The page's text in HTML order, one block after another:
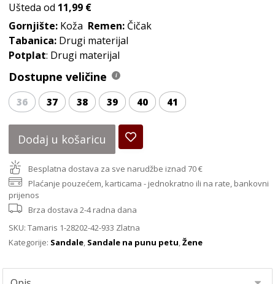
Ušteda od 11,99 €
Gornjište: Koža Remen: Čičak
Tabanica: Drugi materijal
Potplat: Drugi materijal
Dostupne veličine
36 37 38 39 40 41
Dodaj u košaricu
Besplatna dostava za sve narudžbe iznad 70 €
Plaćanje pouzećem, karticama - jednokratno ili na rate, bankovni
prijenos
Brza dostava 2-4 radna dana
SKU:Tamaris 1-28202-42-933 Zlatna
Kategorije: Sandale, Sandale na punu petu,Žene